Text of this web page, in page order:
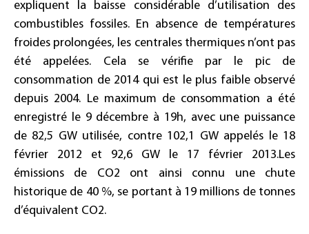
expliquent la baisse considérable d’utilisation des
combustibles fossiles. En absence de températures
froides prolongées, les centrales thermiques n’ont pas
été appelées. Cela se vérifie par le pic de
consommation de 2014 qui est le plus faible observé
depuis 2004. Le maximum de consommation a été
enregistré le 9 décembre à 19h, avec une puissance
de 82,5 GW utilisée, contre 102,1 GW appelés le 18
février 2012 et 92,6 GW le 17 février 2013.Les
émissions de CO2 ont ainsi connu une chute
historique de 40 %, se portant à 19 millions de tonnes
d’équivalent CO2.